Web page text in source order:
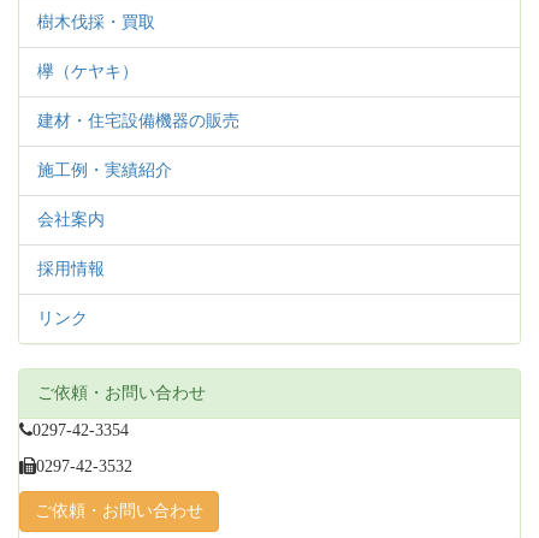
樹木伐採・買取
欅（ケヤキ）
建材・住宅設備機器の販売
施工例・実績紹介
会社案内
採用情報
リンク
ご依頼・お問い合わせ
0297-42-3354
0297-42-3532
ご依頼・お問い合わせ